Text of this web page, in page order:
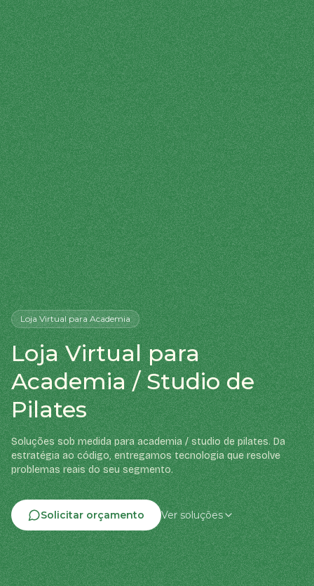
Loja Virtualpara Academia
Loja Virtual para
Academia / Studio de
Pilates
Soluções sob medida para academia / studio de pilates. Da
estratégia ao código, entregamos tecnologia que resolve
problemas reais do seu segmento.
Solicitar orçamento Ver soluções